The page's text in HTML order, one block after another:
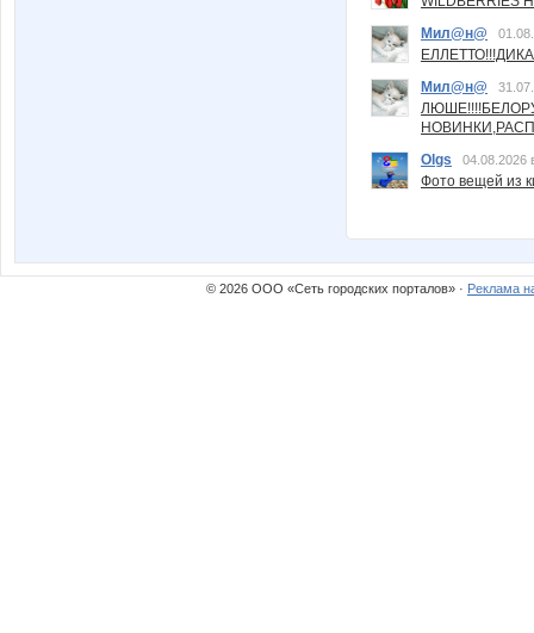
Мил@н@
Мил@н@
Olgs
04.08.2026
Фото вещей из
© 2026 ООО «Сеть городских порталов» · Реклама